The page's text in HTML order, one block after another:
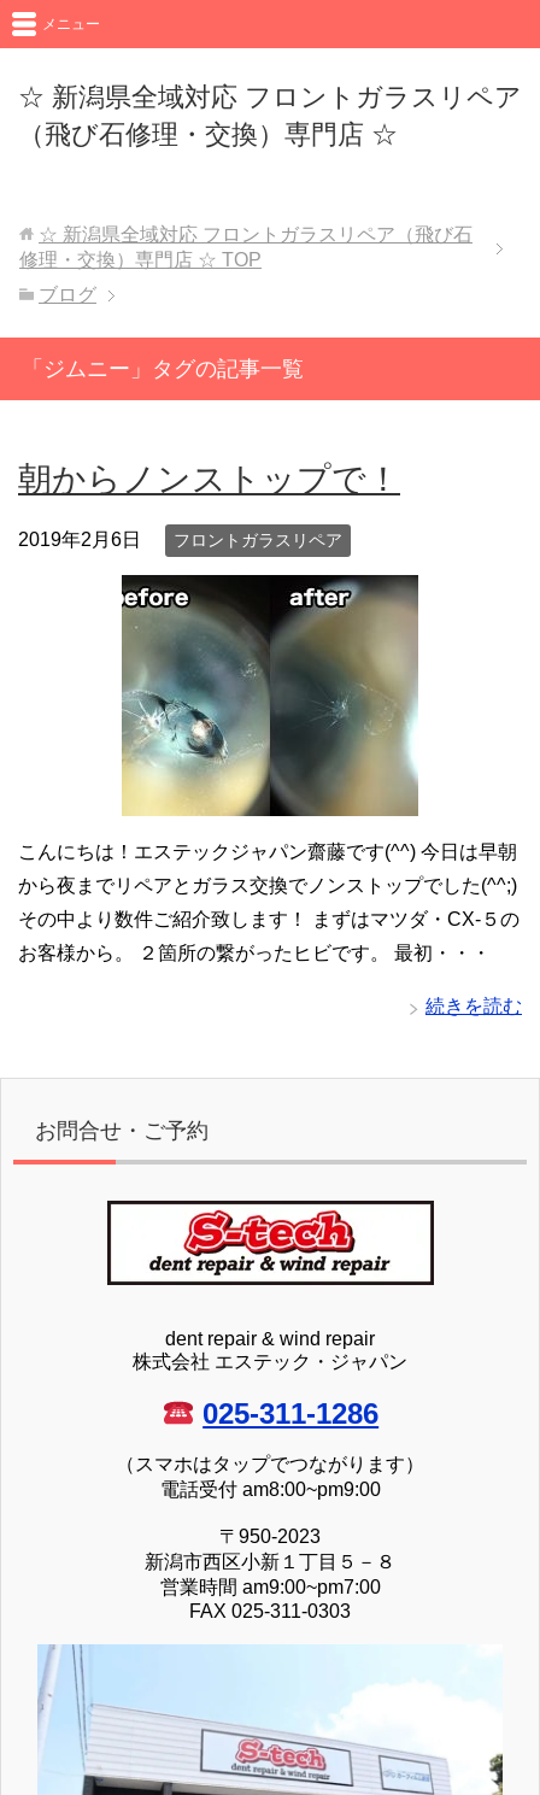
☆ 新潟県全域対応 フロントガラスリペア
（飛び石修理・交換）専門店 ☆
メニュー
☆ 新潟県全域対応 フロントガラスリペア（飛び石
修理・交換）専門店 ☆ TOP
ブログ
「ジムニー」タグの記事一覧
朝からノンストップで！
2019年2月6日 フロントガラスリペア
こんにちは！エステックジャパン齋藤です(^^) 今日は早朝
から夜までリペアとガラス交換でノンストップでした(^^;)
その中より数件ご紹介致します！ まずはマツダ・CX-５の
お客様から。 ２箇所の繋がったヒビです。 最初・・・
続きを読む
お問合せ・ご予約
dent repair & wind repair
株式会社 エステック・ジャパン
025-311-1286
（スマホはタップでつながります）
電話受付 am8:00~pm9:00
〒950-2023
新潟市西区小新１丁目５－８
営業時間 am9:00~pm7:00
FAX 025-311-0303